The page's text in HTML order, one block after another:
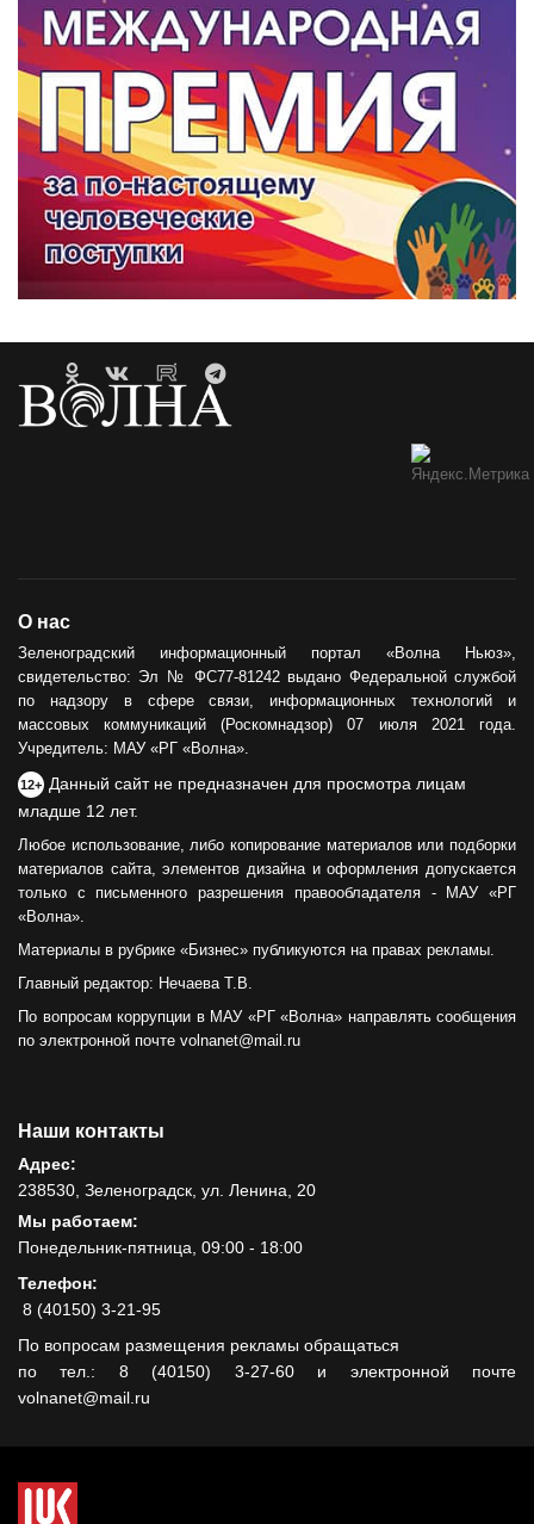
О нас
Зеленоградский информационный портал «Волна Ньюз»,
свидетельство: Эл № ФС77-81242 выдано Федеральной службой
по надзору в сфере связи, информационных технологий и
массовых коммуникаций (Роскомнадзор) 07 июля 2021 года.
Учредитель: МАУ «РГ «Волна».
12+ Данный сайт не предназначен для просмотра лицам
младше 12 лет.
Любое использование, либо копирование материалов или подборки
материалов сайта, элементов дизайна и оформления допускается
только с письменного разрешения правообладателя - МАУ «РГ
«Волна».
Материалы в рубрике «Бизнес» публикуются на правах рекламы.
Главный редактор: Нечаева Т.В.
По вопросам коррупции в МАУ «РГ «Волна» направлять сообщения
по электронной почте volnanet@mail.ru
Наши контакты
Адрес:
238530, Зеленоградск, ул. Ленина, 20
Мы работаем:
Понедельник-пятница, 09:00 - 18:00
Телефон:
8 (40150) 3-21-95
По вопросам размещения рекламы обращаться
по тел.: 8 (40150) 3-27-60 и электронной почте
volnanet@mail.ru